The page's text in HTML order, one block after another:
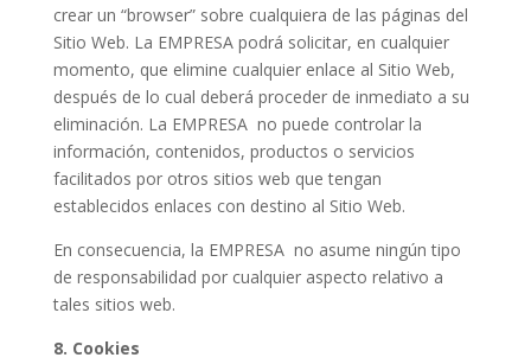
crear un “browser” sobre cualquiera de las páginas del
Sitio Web. La EMPRESA podrá solicitar, en cualquier
momento, que elimine cualquier enlace al Sitio Web,
después de lo cual deberá proceder de inmediato a su
eliminación. La EMPRESA no puede controlar la
información, contenidos, productos o servicios
facilitados por otros sitios web que tengan
establecidos enlaces con destino al Sitio Web.
En consecuencia, la EMPRESA no asume ningún tipo
de responsabilidad por cualquier aspecto relativo a
tales sitios web.
8. Cookies